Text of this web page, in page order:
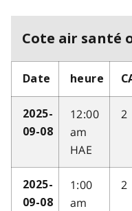
Cote air santé
Date heure
2025-
09-08
12:00
am
HAE
2
2025-
09-08
1:00
am
2